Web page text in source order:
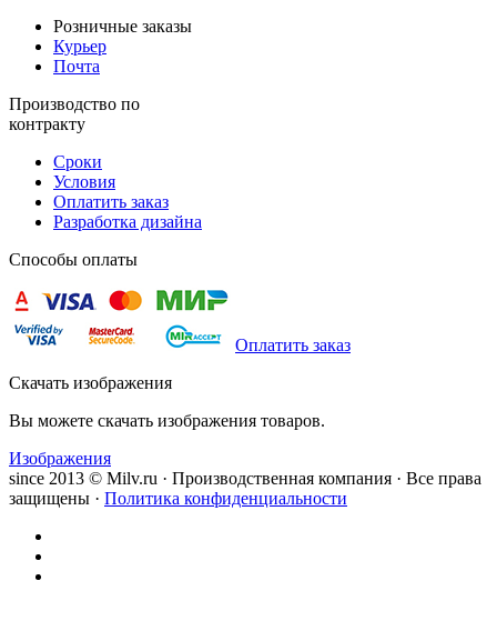
Розничные заказы
Курьер
Почта
Производство по
контракту
Сроки
Условия
Оплатить заказ
Разработка дизайна
Способы оплаты
Оплатить заказ
Скачать изображения
Вы можете скачать изображения товаров.
Изображения
since 2013 © Milv.ru · Производственная компания · Все права
защищены · Политика конфиденциальности